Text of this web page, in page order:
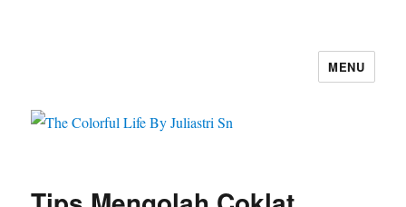
The Colorful Life By Juliastri SnMENU